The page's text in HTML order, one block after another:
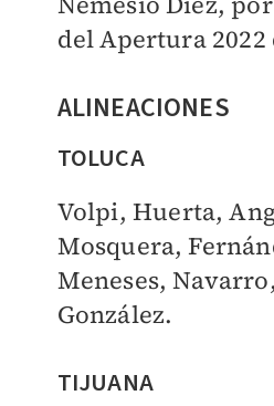
del Apertura
ALINEACIONES
TOLUCA
Volpi, Huerta,
Mosquera,
Meneses,
González.
TIJUANA